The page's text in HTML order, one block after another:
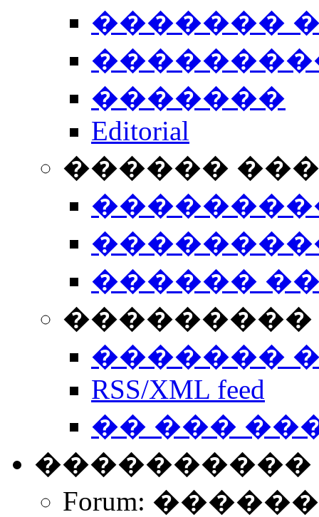
�������
�������
Editorial
������
������
���������
�������
RSS/XML feed
�� ���
����������
Forum: